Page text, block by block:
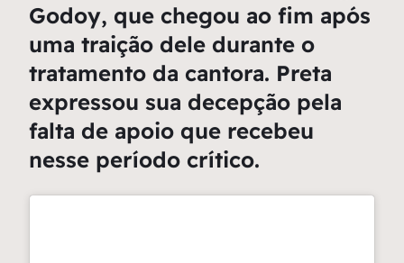
Godoy, que chegou ao fim após
uma traição dele durante o
tratamento da cantora. Preta
expressou sua decepção pela
falta de apoio que recebeu
nesse período crítico.